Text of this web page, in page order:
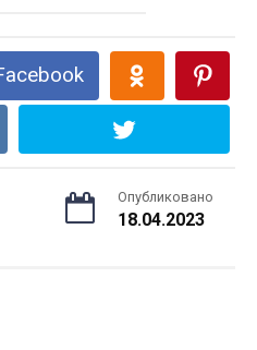
Опубликовано
18.04.2023